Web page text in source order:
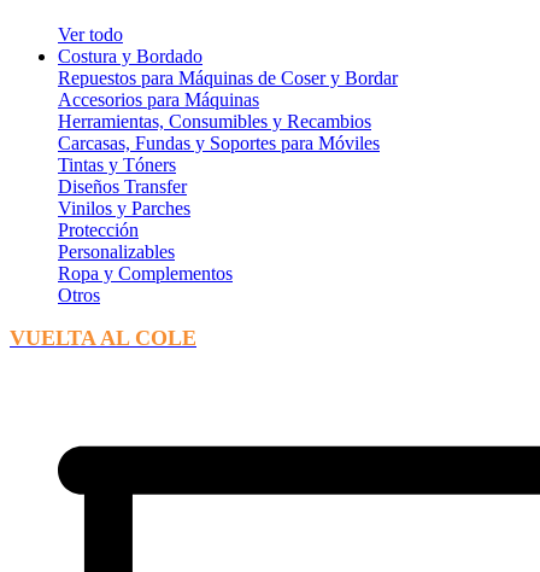
Ver todo
Costura y Bordado
Repuestos para Máquinas de Coser y Bordar
Accesorios para Máquinas
Herramientas, Consumibles y Recambios
Carcasas, Fundas y Soportes para Móviles
Tintas y Tóners
Diseños Transfer
Vinilos y Parches
Protección
Personalizables
Ropa y Complementos
Otros
VUELTA AL COLE